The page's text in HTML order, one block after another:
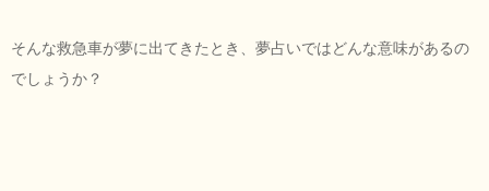
そんな救急車が夢に出てきたとき、夢占いではどんな意味があるの
でしょうか？